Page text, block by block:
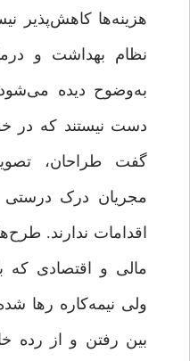
هزینه‌ها کاهش‌پذیر
نظام بهداشت و
به‌وضوح دیده
دست نیستند که در
گفت طراحان،
مجریان درک درستی
اقدامات ندارند.
مالی و اقتصادی که
ولی نیمه‌کاره رها
بین رفتن و از رده